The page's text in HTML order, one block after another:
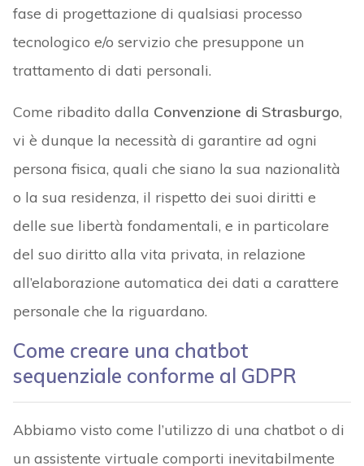
fase di progettazione di qualsiasi processo
tecnologico e/o servizio che presuppone un
trattamento di dati personali.
Come ribadito dalla Convenzione di Strasburgo,
vi è dunque la necessità di garantire ad ogni
persona fisica, quali che siano la sua nazionalità
o la sua residenza, il rispetto dei suoi diritti e
delle sue libertà fondamentali, e in particolare
del suo diritto alla vita privata, in relazione
all’elaborazione automatica dei dati a carattere
personale che la riguardano.
Come creare una chatbot
sequenziale conforme al GDPR
Abbiamo visto come l’utilizzo di una chatbot o di
un assistente virtuale comporti inevitabilmente